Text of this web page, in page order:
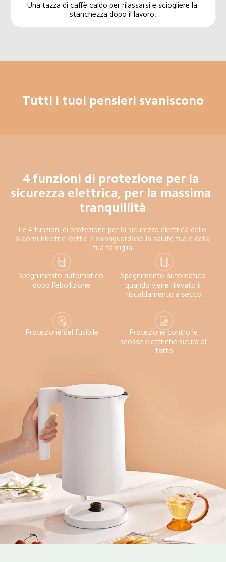
Una tazza di caffè caldo per rilassarsi e sciogliere la
stanchezza dopo il lavoro.
Tutti i tuoi pensieri svaniscono
4 funzioni di protezione per la
sicurezza elettrica, per la massima
tranquillità
Le 4 funzioni di protezione per la sicurezza elettrica dello
Xiaomi Electric Kettle 2 salvaguardano la salute tua e della
tua famiglia.
Spegnimento automatico
dopo l'ebollizione
Spegnimento automatico
quando viene rilevato il
riscaldamento a secco
Protezione del fusibile
Protezione contro le
scosse elettriche sicura al
tatto